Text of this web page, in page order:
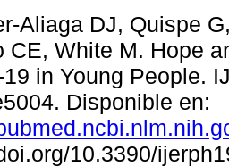
Aliaga DJ, Quispe
CE, White M. Hope
19 in Young People.
Disponible en:
10.3390/